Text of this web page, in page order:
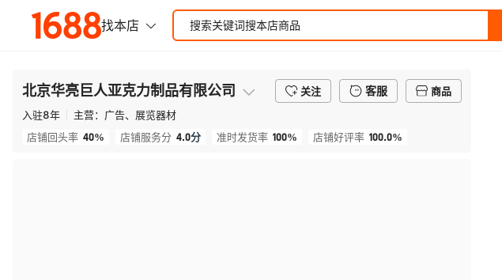
北京华亮巨人亚克力制品有限公司 关注 客服
商品
入驻8年 主营： 广告、展览器材
店铺回头率 40% 店铺服务分 4.0分 准时发货率 100% 店铺好评率 100.0%